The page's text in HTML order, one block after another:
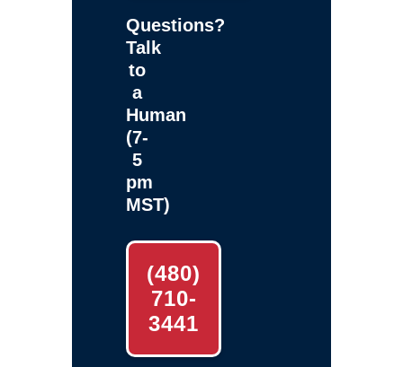
Questions?
Talk
to
a
Human
(7-
5
pm
MST)
(480)
710-
3441